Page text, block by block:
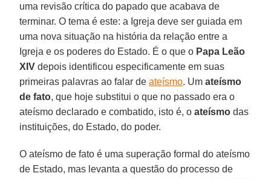
uma revisão crítica do papado que acabava de
terminar. O tema é este: a Igreja deve ser guiada em
uma nova situação na história da relação entre a
Igreja e os poderes do Estado. É o que o Papa Leão
XIV depois identificou especificamente em suas
primeiras palavras ao falar deateísmo. Umateísmo
de fato, que hoje substitui o que no passado era o
ateísmo declarado e combatido, isto é, oateísmo das
instituições, do Estado, do poder.
O ateísmo de fato é uma superação formal do ateísmo
de Estado, mas levanta a questão do processo de